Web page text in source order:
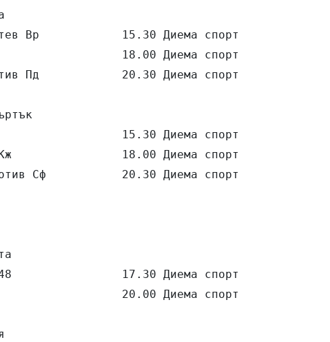
Вр            15.30 Диема спорт
18.00 Диема спорт
Пд            20.30 Диема спорт
15.30 Диема спорт
18.00 Диема спорт
Сф           20.30 Диема спорт
17.30 Диема спорт
20.00 Диема спорт